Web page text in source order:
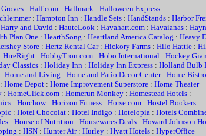
: Half.com : Hallmark : Halloween Express :
: Hampton Inn : Handle Sets : HandStands : Harbor
Harry and David : HauteLook : Havahart.com : Havaianas :
Plan One : HearthSong : Heartland America Catalog : Heavy
Store : Hertz Rental Car: Hickory Farms : Hilo Hattie :
HireRight : HobbyTron.com : Hobo International : Hockey
Classics : Holiday Inn : Holiday Inn Express : Holland Bulb
: Home and Living : Home and Patio Decor Center: Home Bistro
: Home Depot : Home Improvement Superstore : Home Theater
: HomeClick.com : Homerun Monkey : Homestead Hotels :
: Horchow: Horizon Fitness : Horse.com : Hostel Bookers :
: Hotel Chocolat : Hotel Indigo : Hotelopia : Hotels
: House of Nutrition : Housewares Deals : Howard Johnson
: HSN : Hunter Air: Hurley : Hyatt Hotels : HyperOffice